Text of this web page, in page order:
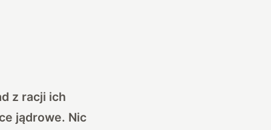
z racji ich
jądrowe. Nic